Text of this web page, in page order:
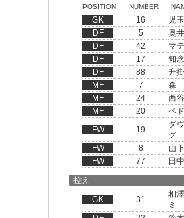
POSITION NUMBER
GK 16
児
DF
5
奥
DF
42
マ
DF
17
知
DF
88
升
MF
7
森
MF
24
西
MF
20
ペ
FW
19
ダ
グ
FW
8
山
FW
77
田
控え
GK
31
相
ミ